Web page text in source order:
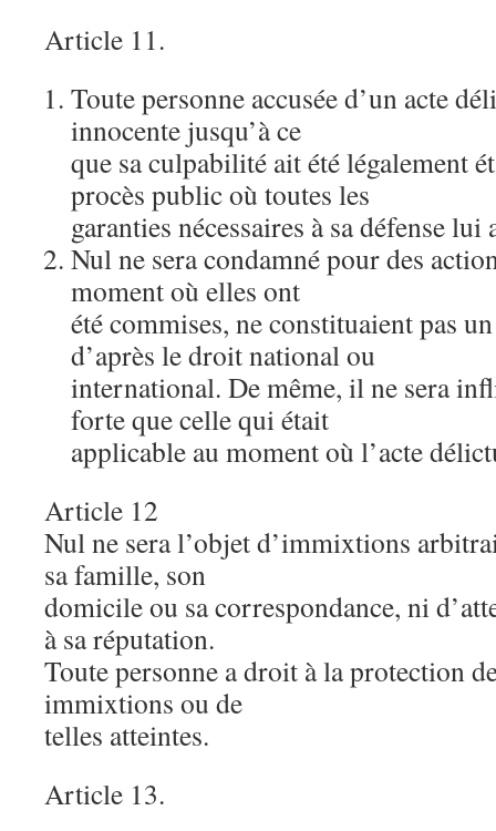
Article 11.
Toute personne accusée d’un acte
innocente jusqu’à ce
que sa culpabilité ait été légalement
procès public où toutes les
garanties nécessaires à sa défense lui
Nul ne sera condamné pour des
moment où elles ont
été commises, ne constituaient pas
d’après le droit national ou
international. De même, il ne sera
forte que celle qui était
applicable au moment où l’acte
Article 12
Nul ne sera l’objet d’immixtions
sa famille, son
domicile ou sa correspondance, ni
à sa réputation.
Toute personne a droit à la protection
immixtions ou de
telles atteintes.
Article 13.